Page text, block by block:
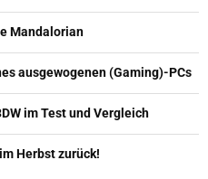
Mandalorian
ausgewogenen (Gaming)-PCs
im Test und Vergleich
Herbst zurück!